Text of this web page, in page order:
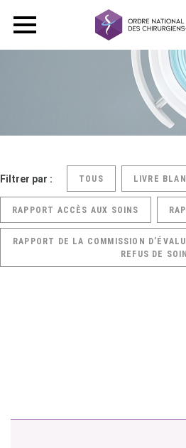
Filtrer par : TOUS LIVRE
RAPPORT ACCÈS AUX SOINS
RAPPORT DE LA COMMISSION
REFUS DE